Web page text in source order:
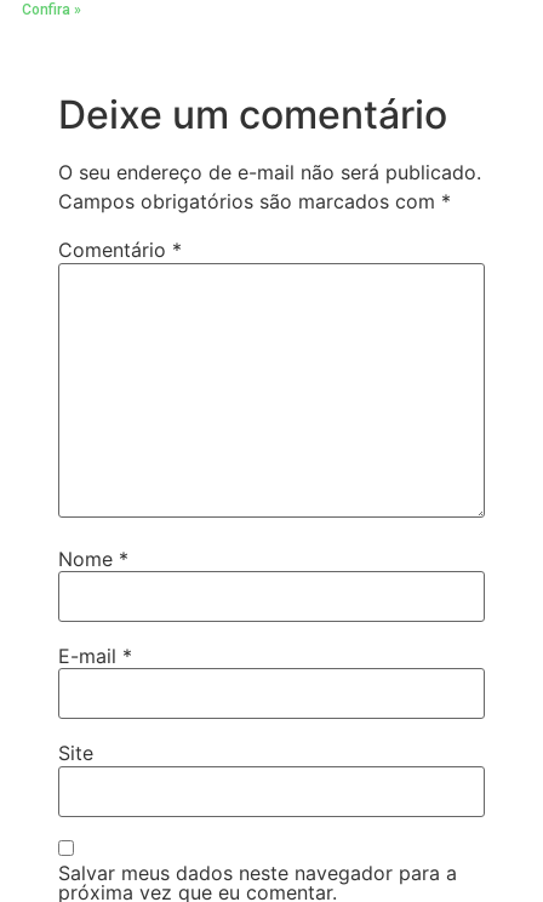
Confira »
Deixe um comentário
O seu endereço de e-mail não será publicado.
Campos obrigatórios são marcados com *
Comentário *
Nome *
E-mail *
Site
Salvar meus dados neste navegador para a
próxima vez que eu comentar.